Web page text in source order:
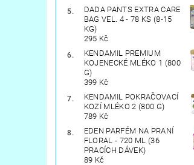
DADA PANTS EXTRA CARE
BAG VEL. 4 - 78 KS (8-15
KG)
295 Kč
KENDAMIL PREMIUM
KOJENECKÉ MLÉKO 1 (800
G)
399 Kč
KENDAMIL POKRAČOVACÍ
KOZÍ MLÉKO 2 (800 G)
789 Kč
EDEN PARFÉM NA PRANÍ
FLORAL - 720 ML (36
PRACÍCH DÁVEK)
89 Kč